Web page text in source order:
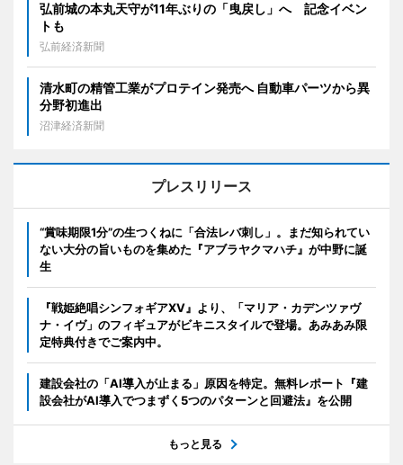
弘前城の本丸天守が11年ぶりの「曳戻し」へ 記念イベン
トも
弘前経済新聞
清水町の精管工業がプロテイン発売へ 自動車パーツから異
分野初進出
沼津経済新聞
プレスリリース
“賞味期限1分”の生つくねに「合法レバ刺し」。まだ知られてい
ない大分の旨いものを集めた『アブラヤクマハチ』が中野に誕
生
『戦姫絶唱シンフォギアXV』より、「マリア・カデンツァヴ
ナ・イヴ」のフィギュアがビキニスタイルで登場。あみあみ限
定特典付きでご案内中。
建設会社の「AI導入が止まる」原因を特定。無料レポート『建
設会社がAI導入でつまずく5つのパターンと回避法』を公開
もっと見る